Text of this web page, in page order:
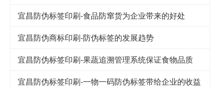
宜昌防伪标签印刷-食品防窜货为企业带来的好处
宜昌防伪商标印刷-防伪标签的发展趋势
宜昌防伪标签印刷-果蔬追溯管理系统保证食物品质
宜昌防伪标签印刷-一物一码防伪标签带给企业的收益